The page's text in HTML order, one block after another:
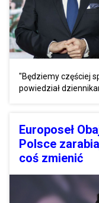
"Będziemy częściej
powiedział
Europoseł
Polsce
coś zmienić